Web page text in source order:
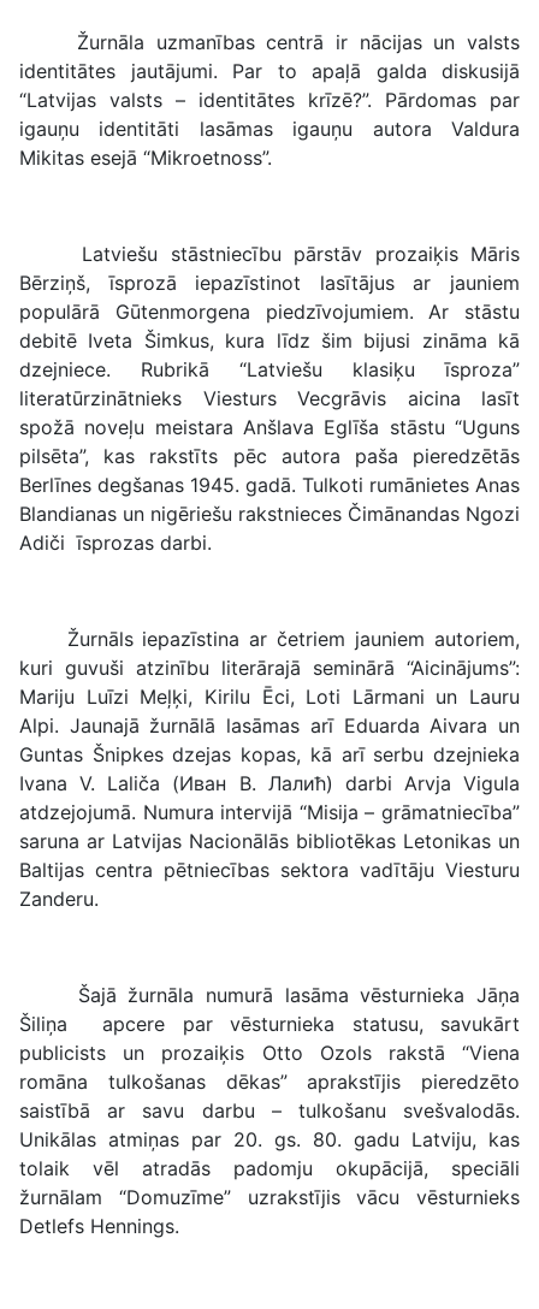
Žurnāla uzmanības centrā ir nācijas un valsts
identitātes jautājumi. Par to apaļā galda diskusijā
“Latvijas valsts – identitātes krīzē?”. Pārdomas par
igauņu identitāti lasāmas igauņu autora Valdura
Mikitas esejā “Mikroetnoss”.
Latviešu stāstniecību pārstāv prozaiķis Māris
Bērziņš, īsprozā iepazīstinot lasītājus ar jauniem
populārā Gūtenmorgena piedzīvojumiem. Ar stāstu
debitē Iveta Šimkus, kura līdz šim bijusi zināma kā
dzejniece. Rubrikā “Latviešu klasiķu īsproza”
literatūrzinātnieks Viesturs Vecgrāvis aicina lasīt
spožā noveļu meistara Anšlava Eglīša stāstu “Uguns
pilsēta”, kas rakstīts pēc autora paša pieredzētās
Berlīnes degšanas 1945. gadā. Tulkoti rumānietes Anas
Blandianas un nigēriešu rakstnieces Čimānandas Ngozi
Adiči īsprozas darbi.
Žurnāls iepazīstina ar četriem jauniem autoriem,
kuri guvuši atzinību literārajā seminārā “Aicinājums”:
Mariju Luīzi Meļķi, Kirilu Ēci, Loti Lārmani un Lauru
Alpi. Jaunajā žurnālā lasāmas arī Eduarda Aivara un
Guntas Šnipkes dzejas kopas, kā arī serbu dzejnieka
Ivana V. Laliča (Иван В. Лалић) darbi Arvja Vigula
atdzejojumā. Numura intervijā “Misija – grāmatniecība”
saruna ar Latvijas Nacionālās bibliotēkas Letonikas un
Baltijas centra pētniecības sektora vadītāju Viesturu
Zanderu.
Šajā žurnāla numurā lasāma vēsturnieka Jāņa
Šiliņa apcere par vēsturnieka statusu, savukārt
publicists un prozaiķis Otto Ozols rakstā “Viena
romāna tulkošanas dēkas” aprakstījis pieredzēto
saistībā ar savu darbu – tulkošanu svešvalodās.
Unikālas atmiņas par 20. gs. 80. gadu Latviju, kas
tolaik vēl atradās padomju okupācijā, speciāli
žurnālam “Domuzīme” uzrakstījis vācu vēsturnieks
Detlefs Hennings.